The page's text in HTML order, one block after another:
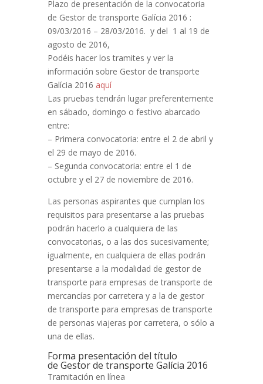
Plazo de presentación de la convocatoria
de Gestor de transporte Galícia 2016 :
09/03/2016 – 28/03/2016. y del 1 al 19 de
agosto de 2016,
Podéis hacer los tramites y ver la
información sobre Gestor de transporte
Galícia 2016 aquí
Las pruebas tendrán lugar preferentemente
en sábado, domingo o festivo abarcado
entre:
– Primera convocatoria: entre el 2 de abril y
el 29 de mayo de 2016.
– Segunda convocatoria: entre el 1 de
octubre y el 27 de noviembre de 2016.
Las personas aspirantes que cumplan los
requisitos para presentarse a las pruebas
podrán hacerlo a cualquiera de las
convocatorias, o a las dos sucesivamente;
igualmente, en cualquiera de ellas podrán
presentarse a la modalidad de gestor de
transporte para empresas de transporte de
mercancías por carretera y a la de gestor
de transporte para empresas de transporte
de personas viajeras por carretera, o sólo a
una de ellas.
Forma presentación del título
de Gestor de transporte Galícia 2016
Tramitación en línea